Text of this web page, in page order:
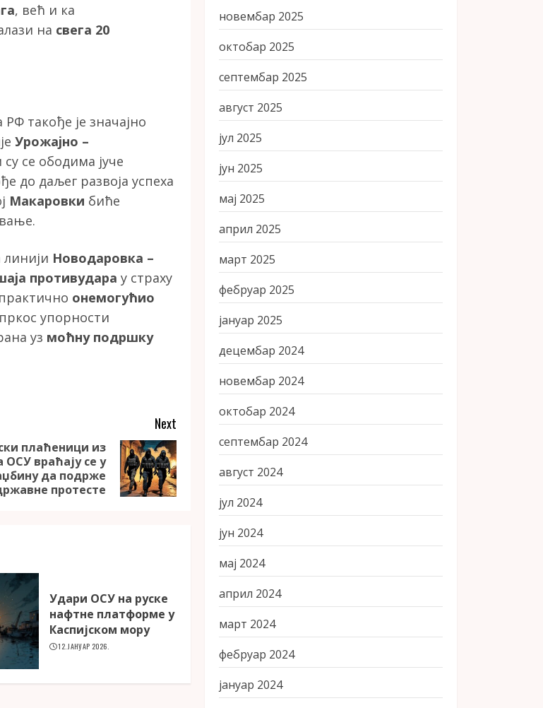
, већ и ка
на свега 20
такође је значајно
Урожајно –
се ободима јуче
до даљег развоја успеха
Макаровки биће
Новодаровка –
противудара у страху
онемогућио
упорности
уз моћну подршку
Next
плаћеници из
ОСУ враћају се у
да подрже
протесте
Удари ОСУ на руске
нафтне платформе у
Каспијском мору
12. ЈАНУАР 2026.
новембар 2025
октобар 2025
септембар 2025
август 2025
јул 2025
јун 2025
мај 2025
април 2025
март 2025
фебруар 2025
јануар 2025
децембар 2024
новембар 2024
октобар 2024
септембар 2024
август 2024
јул 2024
јун 2024
мај 2024
април 2024
март 2024
фебруар 2024
јануар 2024